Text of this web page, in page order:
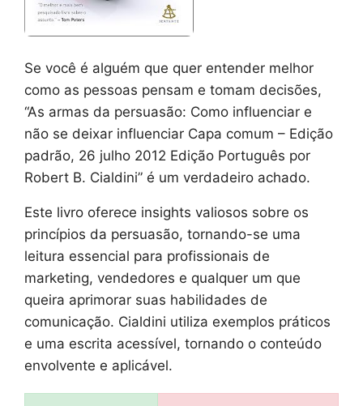
Se você é alguém que quer entender melhor
como as pessoas pensam e tomam decisões,
“As armas da persuasão: Como influenciar e
não se deixar influenciar Capa comum – Edição
padrão, 26 julho 2012 Edição Português por
Robert B. Cialdini” é um verdadeiro achado.
Este livro oferece insights valiosos sobre os
princípios da persuasão, tornando-se uma
leitura essencial para profissionais de
marketing, vendedores e qualquer um que
queira aprimorar suas habilidades de
comunicação. Cialdini utiliza exemplos práticos
e uma escrita acessível, tornando o conteúdo
envolvente e aplicável.